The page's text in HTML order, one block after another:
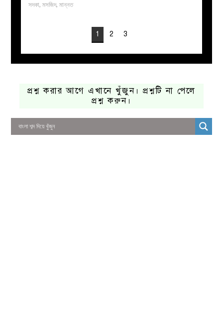
সদকা,মসজিদ,মান্নত
1 2 3
প্রশ্ন করার আগে এখানে খুঁজুন। প্রশ্নটি না পেলে
প্রশ্ন করুন।